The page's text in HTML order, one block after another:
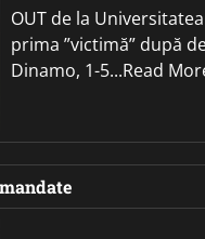
OUT de la
prima ”victimă” după
Dinamo, 1-5...Read